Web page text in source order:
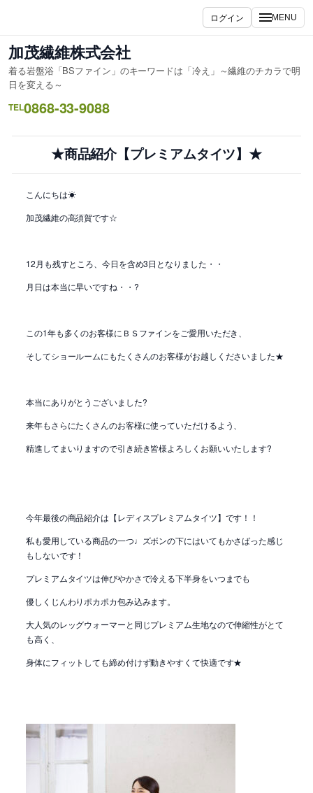
を
ス
キ
ッ
プ
ログイン MENU
加茂繊維株式会社
着る岩盤浴「BSファイン」のキーワードは「冷え」～繊維のチカラで明
日を変える～
TEL0868-33-9088
★商品紹介【プレミアムタイツ】★
こんにちは☀
加茂繊維の高須賀です☆
12月も残すところ、今日を含め3日となりました・・
月日は本当に早いですね・・?
この1年も多くのお客様にＢＳファインをご愛用いただき、
そしてショールームにもたくさんのお客様がお越しくださいました★
本当にありがとうございました?
来年もさらにたくさんのお客様に使っていただけるよう、
精進してまいりますので引き続き皆様よろしくお願いいたします?
今年最後の商品紹介は【レディスプレミアムタイツ】です！！
私も愛用している商品の一つ♩ズボンの下にはいてもかさばった感じ
もしないです！
プレミアムタイツは伸びやかさで冷える下半身をいつまでも
優しくじんわりポカポカ包み込みます。
大人気のレッグウォーマーと同じプレミアム生地なので伸縮性がとて
も高く、
身体にフィットしても締め付けず動きやすくて快適です★